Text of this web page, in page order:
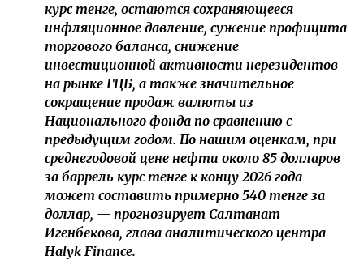
курс тенге, остаются сохраняющееся
инфляционное давление, сужение профицита
торгового баланса, снижение
инвестиционной активности нерезидентов
на рынке ГЦБ, а также значительное
сокращение продаж валюты из
Национального фонда по сравнению с
предыдущим годом. По нашим оценкам, при
среднегодовой цене нефти около 85 долларов
за баррель курс тенге к концу 2026 года
может составить примерно 540 тенге за
доллар, — прогнозирует Салтанат
Игенбекова, глава аналитического центра
Halyk Finance.